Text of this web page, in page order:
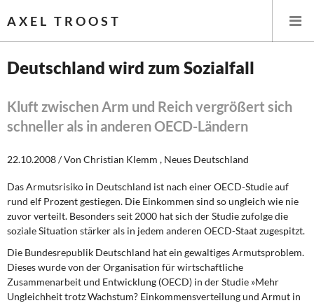
AXEL TROOST
Themen
Leitlinien linker Wirtschafts- und Finanzpolitik
Wirtschaftspolitik
Steuer- und Finanzpolitik
Öffentliche Infrastruktur und Daseinsvorsorge
Eurokrise und Griechenland
Deutschland wird zum Sozialfall
Kluft zwischen Arm und Reich vergrößert sich
schneller als in anderen OECD-Ländern
22.10.2008 / Von Christian Klemm , Neues Deutschland
Das Armutsrisiko in Deutschland ist nach einer OECD-Studie auf
rund elf Prozent gestiegen. Die Einkommen sind so ungleich wie nie
zuvor verteilt. Besonders seit 2000 hat sich der Studie zufolge die
soziale Situation stärker als in jedem anderen OECD-Staat zugespitzt.
Die Bundesrepublik Deutschland hat ein gewaltiges Armutsproblem.
Dieses wurde von der Organisation für wirtschaftliche
Zusammenarbeit und Entwicklung (OECD) in der Studie »Mehr
Ungleichheit trotz Wachstum? Einkommensverteilung und Armut in